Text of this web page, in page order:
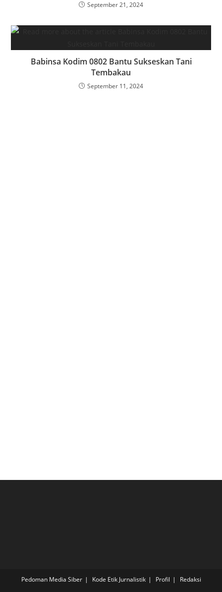
September 21, 2024
Babinsa Kodim 0802 Bantu Sukseskan Tani
Tembakau
September 11, 2024
Pedoman Media Siber Kode Etik Jurnalistik Profil Redaksi